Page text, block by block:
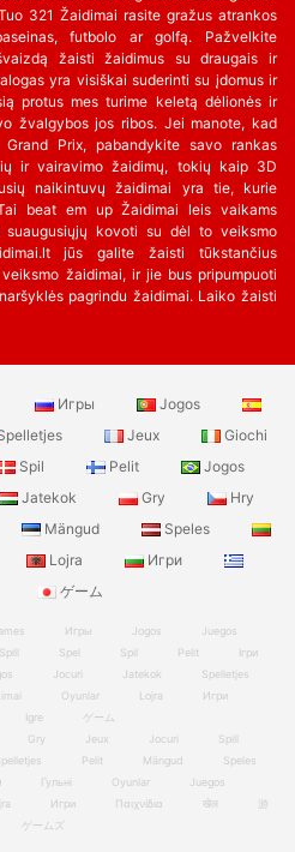
321 Žaidimai rasite gražus atrankos
futbolo ar golfą. Pažvelkite
žaisti žaidimus su draugais ir
yra visiškai suderinti su įdomus ir
protus mes turime keletą dėlionės ir
žvalgybos jos ribos. Jei manote, kad
Prix, pabandykite savo rankas
ir vairavimo žaidimų, tokių kaip 3D
naikintuvų žaidimai yra tie, kurie
beat em up Žaidimai leis vaikams
kovoti su dėl to veiksmo
jūs galite žaisti tūkstančius
žaidimai, ir jie bus pripumpuoti
pagrindu žaidimai. Laiko žaisti
Игры
Jogos
Jeux
Giochi
Spil Pelit
Jogos
Jatekok Gry
Hry
Mängud
Speles
Lojra
Игри
ゲーム
Игры Jogos
Juegos
Spill Spel Spil Pelit
Ігри
Jocuri Jatekok
Spelletjes
Oyunlar Lojra
Игри
Igre
ゲーム
Gry Jeux Jocuri
Spill
Pelit Mängud
Speles
Гульні Oyunlar
Juegos
Игри Παιχνίδια खेल
游
ゲームズ